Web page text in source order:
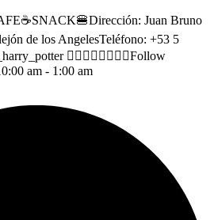
Juan Bruno
de los AngelesTeléfono: +53 5
👆🏻👆🏻👆🏻👆🏻Follow
am - 1:00 am